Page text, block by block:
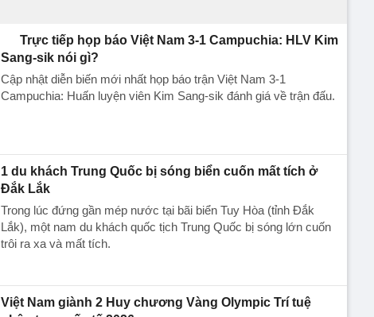
Trực tiếp họp báo Việt Nam 3-1 Campuchia: HLV Kim
Sang-sik nói gì?
Cập nhật diễn biến mới nhất họp báo trận Việt Nam 3-1
Campuchia: Huấn luyện viên Kim Sang-sik đánh giá về trận đấu.
1 du khách Trung Quốc bị sóng biển cuốn mất tích ở
Đắk Lắk
Trong lúc đứng gần mép nước tại bãi biển Tuy Hòa (tỉnh Đắk
Lắk), một nam du khách quốc tịch Trung Quốc bị sóng lớn cuốn
trôi ra xa và mất tích.
Việt Nam giành 2 Huy chương Vàng Olympic Trí tuệ